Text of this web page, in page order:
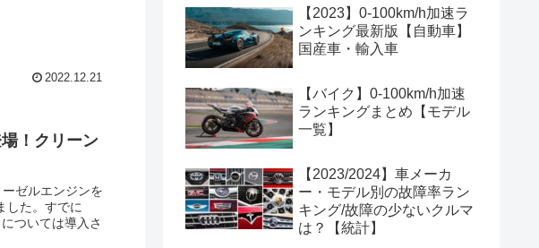
2022.12.21
！クリーン
ゼルエンジンを
した。すでに
ついては導入さ
【2023】0-100km/h加速ラ
ンキング最新版【自動車】
国産車・輸入車
【バイク】0-100km/h加速
ランキングまとめ【モデル
一覧】
【2023/2024】車メーカ
ー・モデル別の故障率ラン
キング/故障の少ないクルマ
は？【統計】